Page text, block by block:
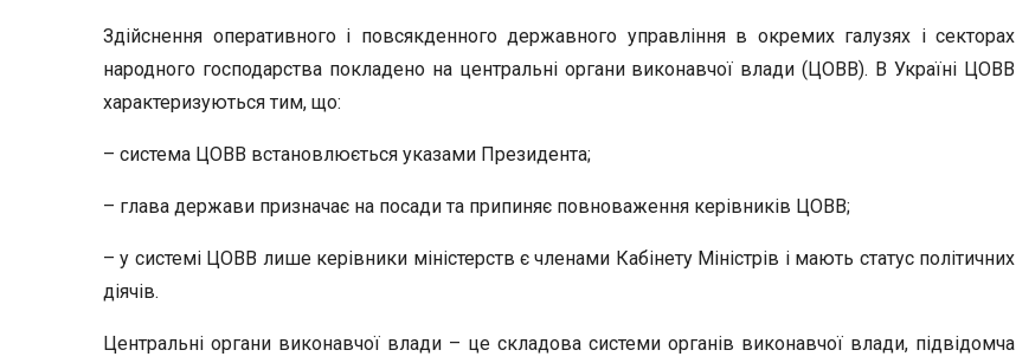
Здійснення оперативного і повсякденного державного управління в окремих галузях і секторах
народного господарства покладено на центральні органи виконавчої влади (ЦОВВ). В Україні ЦОВВ
характеризуються тим, що:
– система ЦОВВ встановлюється указами Президента;
– глава держави призначає на посади та припиняє повноваження керівників ЦОВВ;
– у системі ЦОВВ лише керівники міністерств є членами Кабінету Міністрів і мають статус політичних
діячів.
Центральні органи виконавчої влади – це складова системи органів виконавчої влади, підвідомча